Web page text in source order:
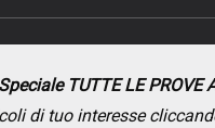
Speciale TUTTE LE PROVE
di tuo interesse